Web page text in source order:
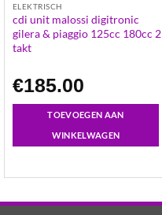
ELEKTRISCH
cdi unit malossi digitronic
gilera & piaggio 125cc 180cc 2
takt
€185.00
TOEVOEGEN AAN
WINKELWAGEN